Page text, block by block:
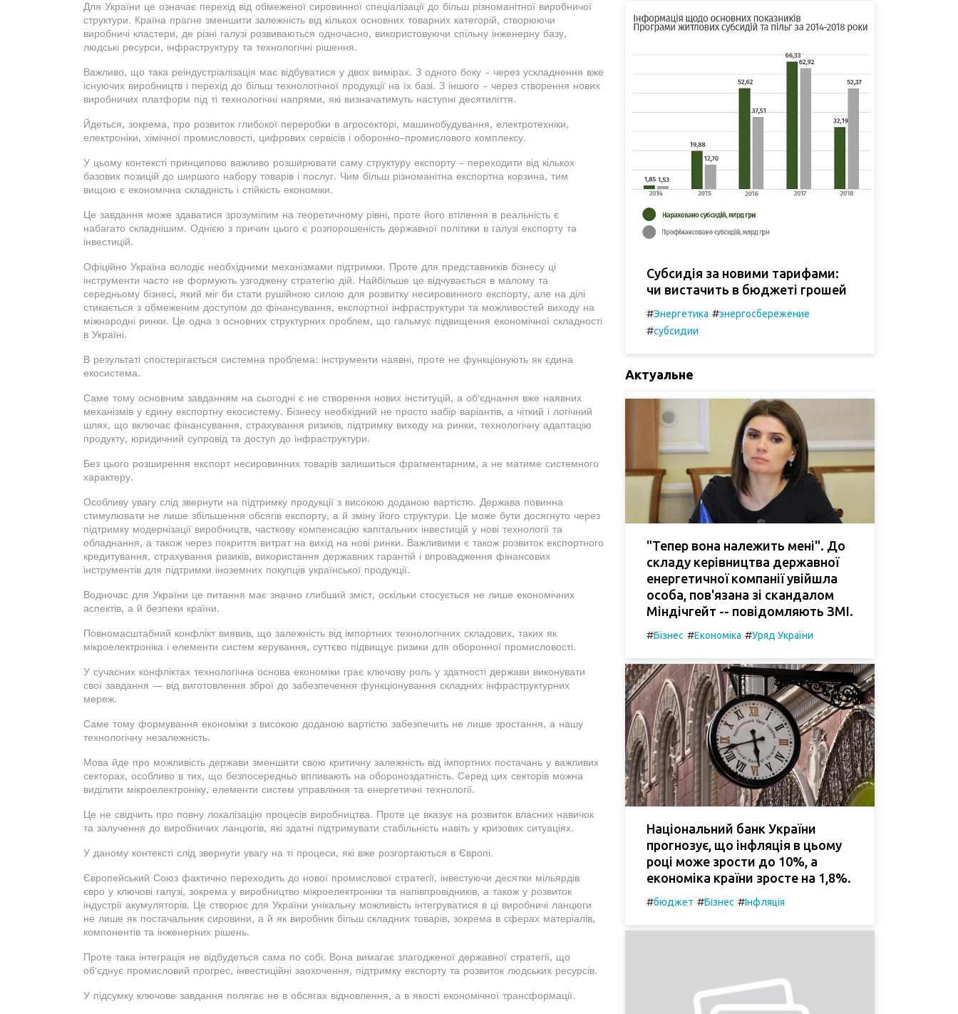
Для України це означає перехід від обмеженої сировинної спеціалізації до більш різноманітної виробничої
структури. Країна прагне зменшити залежність від кількох основних товарних категорій, створюючи
виробничі кластери, де різні галузі розвиваються одночасно, використовуючи спільну інженерну базу,
людські ресурси, інфраструктуру та технологічні рішення.
Важливо, що така реіндустріалізація має відбуватися у двох вимірах. З одного боку - через ускладнення вже
існуючих виробництв і перехід до більш технологічної продукції на їх базі. З іншого - через створення нових
виробничих платформ під ті технологічні напрями, які визначатимуть наступні десятиліття.
Йдеться, зокрема, про розвиток глибокої переробки в агросекторі, машинобудування, електротехніки,
електроніки, хімічної промисловості, цифрових сервісів і оборонно-промислового комплексу.
У цьому контексті принципово важливо розширювати саму структуру експорту - переходити від кількох
базових позицій до ширшого набору товарів і послуг. Чим більш різноманітна експортна корзина, тим
вищою є економічна складність і стійкість економіки.
Це завдання може здаватися зрозумілим на теоретичному рівні, проте його втілення в реальність є
набагато складнішим. Однією з причин цього є розпорошеність державної політики в галузі експорту та
інвестицій.
Офіційно Україна володіє необхідними механізмами підтримки. Проте для представників бізнесу ці
інструменти часто не формують узгоджену стратегію дій. Найбільше це відчувається в малому та
середньому бізнесі, який міг би стати рушійною силою для розвитку несировинного експорту, але на ділі
стикається з обмеженим доступом до фінансування, експортної інфраструктури та можливостей виходу на
міжнародні ринки. Це одна з основних структурних проблем, що гальмує підвищення економічної складності
в Україні.
В результаті спостерігається системна проблема: інструменти наявні, проте не функціонують як єдина
екосистема.
Саме тому основним завданням на сьогодні є не створення нових інституцій, а об'єднання вже наявних
механізмів у єдину експортну екосистему. Бізнесу необхідний не просто набір варіантів, а чіткий і логічний
шлях, що включає фінансування, страхування ризиків, підтримку виходу на ринки, технологічну адаптацію
продукту, юридичний супровід та доступ до інфраструктури.
Без цього розширення експорт несировинних товарів залишиться фрагментарним, а не матиме системного
характеру.
Особливу увагу слід звернути на підтримку продукції з високою доданою вартістю. Держава повинна
стимулювати не лише збільшення обсягів експорту, а й зміну його структури. Це може бути досягнуто через
підтримку модернізації виробництв, часткову компенсацію капітальних інвестицій у нові технології та
обладнання, а також через покриття витрат на вихід на нові ринки. Важливими є також розвиток експортного
кредитування, страхування ризиків, використання державних гарантій і впровадження фінансових
інструментів для підтримки іноземних покупців української продукції.
Водночас для України це питання має значно глибший зміст, оскільки стосується не лише економічних
аспектів, а й безпеки країни.
Повномасштабний конфлікт виявив, що залежність від імпортних технологічних складових, таких як
мікроелектроніка і елементи систем керування, суттєво підвищує ризики для оборонної промисловості.
У сучасних конфліктах технологічна основа економіки грає ключову роль у здатності держави виконувати
свої завдання — від виготовлення зброї до забезпечення функціонування складних інфраструктурних
мереж.
Саме тому формування економіки з високою доданою вартістю забезпечить не лише зростання, а нашу
технологічну незалежність.
Мова йде про можливість держави зменшити свою критичну залежність від імпортних постачань у важливих
секторах, особливо в тих, що безпосередньо впливають на обороноздатність. Серед цих секторів можна
виділити мікроелектроніку, елементи систем управління та енергетичні технології.
Це не свідчить про повну локалізацію процесів виробництва. Проте це вказує на розвиток власних навичок
та залучення до виробничих ланцюгів, які здатні підтримувати стабільність навіть у кризових ситуаціях.
У даному контексті слід звернути увагу на ті процеси, які вже розгортаються в Європі.
Європейський Союз фактично переходить до нової промислової стратегії, інвестуючи десятки мільярдів
євро у ключові галузі, зокрема у виробництво мікроелектроніки та напівпровідників, а також у розвиток
індустрії акумуляторів. Це створює для України унікальну можливість інтегруватися в ці виробничі ланцюги
не лише як постачальник сировини, а й як виробник більш складних товарів, зокрема в сферах матеріалів,
компонентів та інженерних рішень.
Проте така інтеграція не відбудеться сама по собі. Вона вимагає злагодженої державної стратегії, що
об'єднує промисловий прогрес, інвестиційні заохочення, підтримку експорту та розвиток людських ресурсів.
У підсумку ключове завдання полягає не в обсягах відновлення, а в якості економічної трансформації.
Субсидія за новими тарифами:
чи вистачить в бюджеті грошей
#Энергетика #энергосбережение
#субсидии
Актуальне
"Тепер вона належить мені". До
складу керівництва державної
енергетичної компанії увійшла
особа, пов'язана зі скандалом
Міндічгейт -- повідомляють ЗМІ.
#Бізнес #Економіка #Уряд України
Національний банк України
прогнозує, що інфляція в цьому
році може зрости до 10%, а
економіка країни зросте на 1,8%.
#бюджет #Бізнес #Інфляція